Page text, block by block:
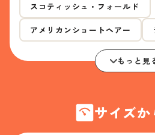
スコティッシュ・フォールド
アメリカンショートヘアー
もっと見
サイズか